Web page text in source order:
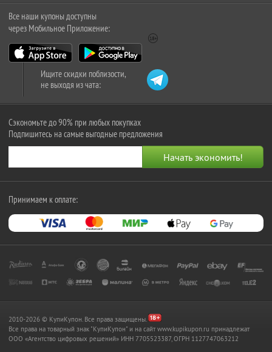
Все наши купоны доступны
через Мобильное Приложение:
Ищите скидки поблизости,
не выходя из чата:
Сэкономьте до 90% при любых покупках
Подпишитесь на самые выгодные предложения
Принимаем к оплате:
2010-2026 © КупиКупон. Все права защищены.
Все права на товарный знак "КупиКупон" и на сайт www.kupikupon.ru принадлежат
OOO «Агентство цифровых решений» ИНН 7705523387, ОГРН 1127747063212